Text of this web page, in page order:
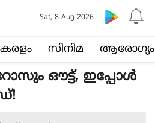
സിനിമ ആരോഗ്യം
Sat, 8 Aug 2026
ഔട്ട്, ഇപ്പോൾ